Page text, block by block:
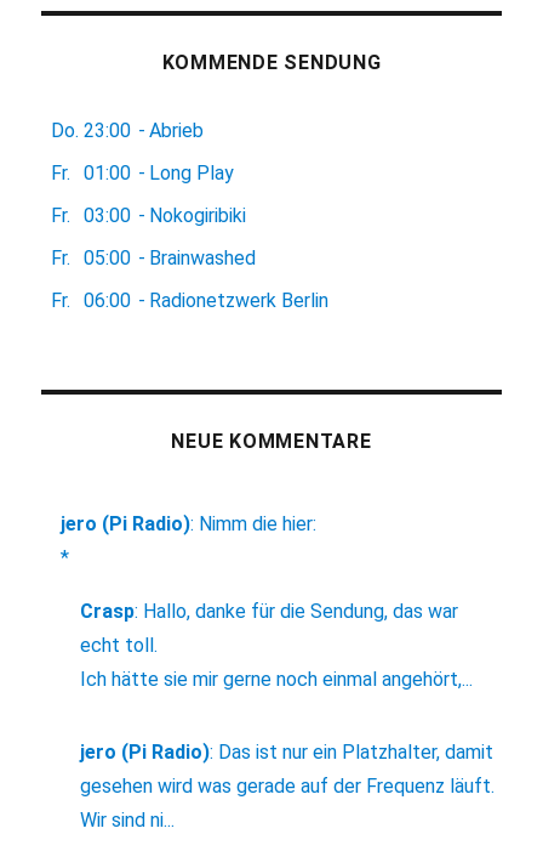
KOMMENDE SENDUNG
Do. 23:00 - Abrieb
Fr.
01:00 - Long Play
Fr.
03:00 - Nokogiribiki
Fr.
05:00 - Brainwashed
Fr.
06:00 - Radionetzwerk Berlin
NEUE KOMMENTARE
jero (Pi Radio): Nimm die hier:
*
Crasp: Hallo, danke für die Sendung, das war
echt toll.
Ich hätte sie mir gerne noch einmal angehört,...
jero (Pi Radio): Das ist nur ein Platzhalter, damit
gesehen wird was gerade auf der Frequenz läuft.
Wir sind ni...